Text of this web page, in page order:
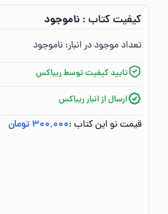
کیفیت کتاب :‌ ناموجود
تعداد موجود در انبار:‌ ناموجود
تایید کیفیت توسط ریباکس
ارسال از انبار ریباکس
قیمت نو این کتاب :۳۰۰٬۰۰۰ تومان